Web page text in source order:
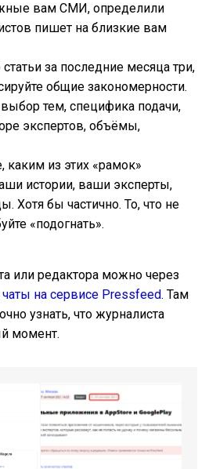
вам СМИ, определили
пишет на близкие вам
статьи за последние месяца три,
общие закономерности.
тем, специфика подачи,
экспертов, объёмы,
каким из этих «рамок»
истории, ваши эксперты,
Хотя бы частично. То, что не
«подогнать».
или редактора можно через
чаты на сервисе Pressfeed. Там
узнать, что журналиста
момент.